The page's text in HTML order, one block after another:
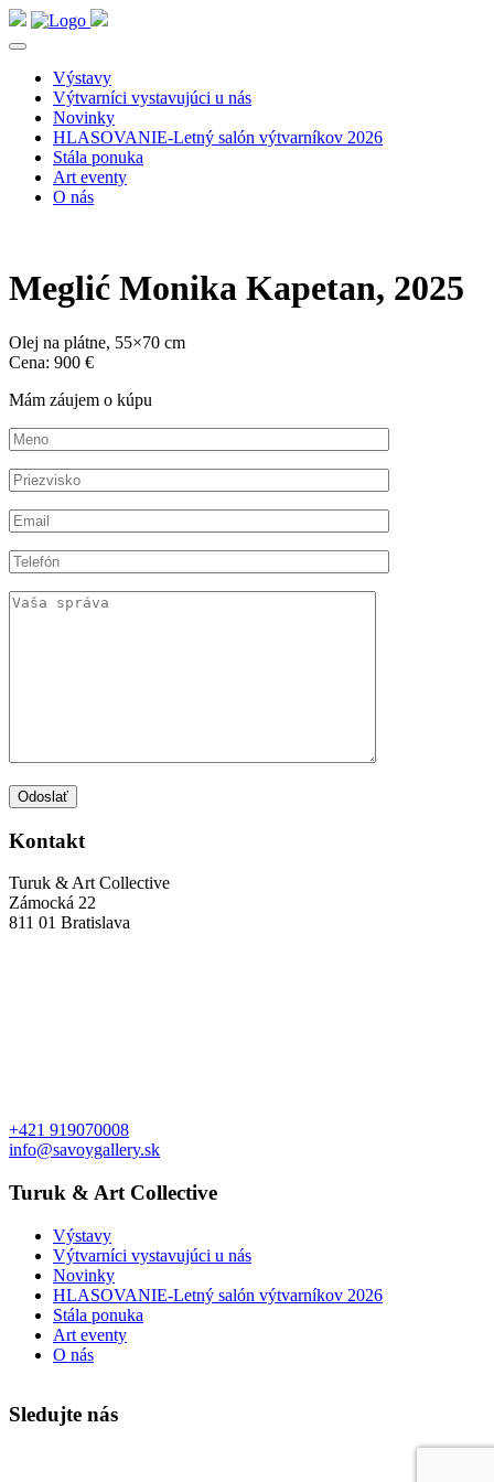
Výstavy
Výtvarníci vystavujúci u nás
Novinky
HLASOVANIE-Letný salón výtvarníkov 2026
Stála ponuka
Art eventy
O nás
Meglić Monika Kapetan, 2025
Olej na plátne, 55×70 cm
Cena: 900 €
Mám záujem o kúpu
Odoslať
Kontakt
Turuk & Art Collective
Zámocká 22
811 01 Bratislava
+421 919070008
info@savoygallery.sk
Turuk & Art Collective
Výstavy
Výtvarníci vystavujúci u nás
Novinky
HLASOVANIE-Letný salón výtvarníkov 2026
Stála ponuka
Art eventy
O nás
Sledujte nás